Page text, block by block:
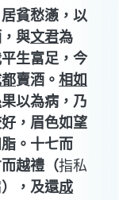
居貧愁懣，以
與文君為
生富足，今
賣酒。 相如
果以為病，乃
，眉色如望
。十七而
越禮（指私
），及還成